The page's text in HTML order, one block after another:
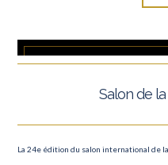
Salon de
La 24e édition du salon international de